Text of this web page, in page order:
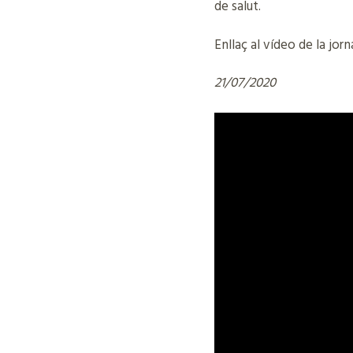
de salut.
Enllaç al vídeo de la
21/07/2020